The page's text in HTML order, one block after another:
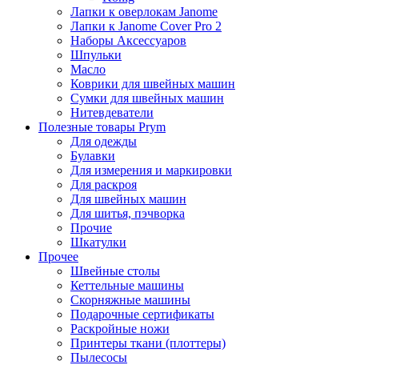
Лапки к оверлокам Janome
Лапки к Janome Cover Pro 2
Наборы Аксессуаров
Шпульки
Масло
Коврики для швейных машин
Сумки для швейных машин
Нитевдеватели
Полезные товары Prym
Для одежды
Булавки
Для измерения и маркировки
Для раскроя
Для швейных машин
Для шитья, пэчворка
Прочие
Шкатулки
Прочее
Швейные столы
Кеттельные машины
Скорняжные машины
Подарочные сертификаты
Раскройные ножи
Принтеры ткани (плоттеры)
Пылесосы